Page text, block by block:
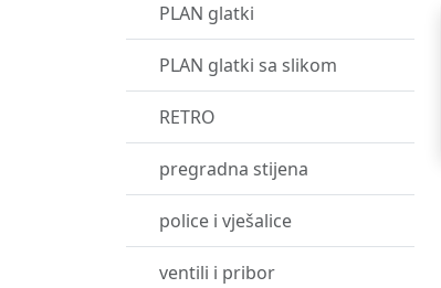
PLAN glatki
PLAN glatki sa slikom
RETRO
pregradna stijena
police i vješalice
ventili i pribor